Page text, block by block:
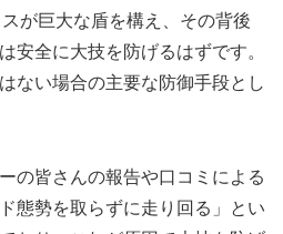
が巨大な盾を構え、その背後
安全に大技を防げるはずです。
ない場合の主要な防御手段とし
の皆さんの報告や口コミによる
態勢を取らずに走り回る」とい